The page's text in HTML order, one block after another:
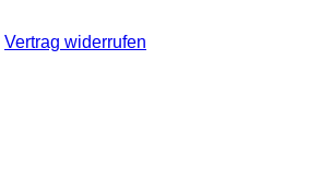
Vertrag widerrufen